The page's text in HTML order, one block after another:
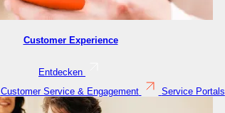
Customer Experience
Entdecken
Customer Service & Engagement Service Portals